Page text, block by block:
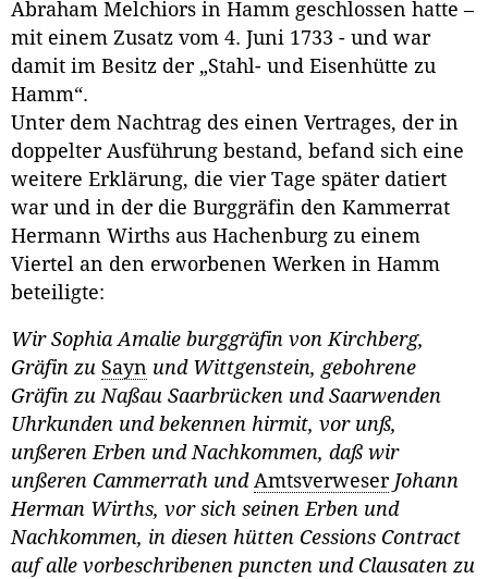
Abraham Melchiors in Hamm geschlossen hatte –
mit einem Zusatz vom 4. Juni 1733 - und war
damit im Besitz der „Stahl- und Eisenhütte zu
Hamm“.
Unter dem Nachtrag des einen Vertrages, der in
doppelter Ausführung bestand, befand sich eine
weitere Erklärung, die vier Tage später datiert
war und in der die Burggräfin den Kammerrat
Hermann Wirths aus Hachenburg zu einem
Viertel an den erworbenen Werken in Hamm
beteiligte:
Wir Sophia Amalie burggräfin von Kirchberg,
Gräfin zu Sayn und Wittgenstein, gebohrene
Gräfin zu Naßau Saarbrücken und Saarwenden
Uhrkunden und bekennen hirmit, vor unß,
unßeren Erben und Nachkommen, daß wir
unßeren Cammerrath und AmtsverweserJohann
Herman Wirths, vor sich seinen Erben und
Nachkommen, in diesen hütten Cessions Contract
auf alle vorbeschribenen puncten und Clausaten zu